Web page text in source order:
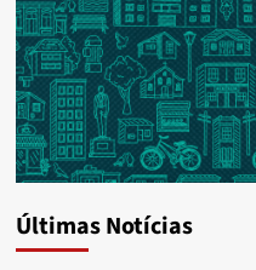
Últimas Notícias